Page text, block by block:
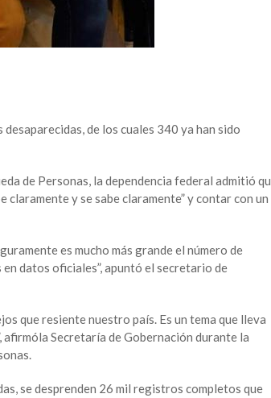
de los cuales 340 ya han sido
de Personas, la dependencia federal admitió
claramente y se sabe claramente” y contar con un
es mucho más grande el número de
datos oficiales”, apuntó el secretario de
que resiente nuestro país. Es un tema que lleva
afirmóla Secretaría de Gobernación durante la
se desprenden 26 mil registros completos que